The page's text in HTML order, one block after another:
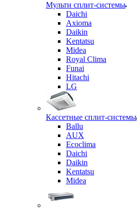
Мульти сплит-системы
Daichi
Axioma
Daikin
Kentatsu
Midea
Royal Clima
Funai
Hitachi
LG
Кассетные сплит-системы
Ballu
AUX
Ecoclima
Daichi
Daikin
Kentatsu
Midea